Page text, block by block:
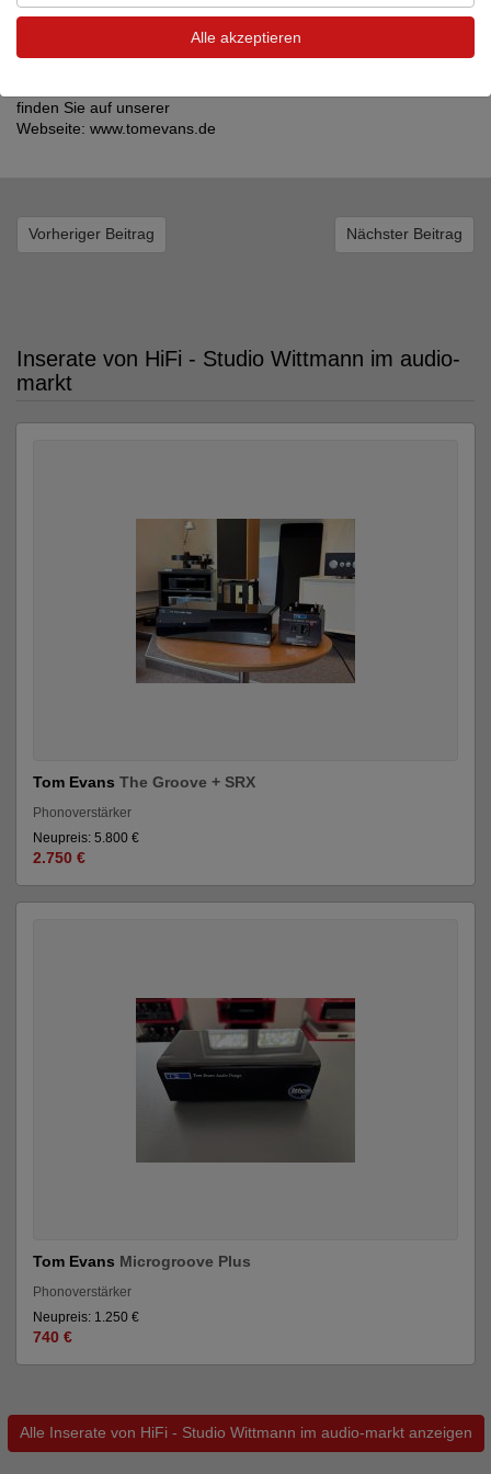
MK 2. Und ein neuer MicroGroove Plus MK 2 klingt klar besser als
finden Sie auf unserer
Webseite: www.tomevans.de
Vorheriger Beitrag Nächster Beitrag
Inserate von HiFi - Studio Wittmann im audio-
markt
Tom Evans The Groove + SRX
Phonoverstärker
Neupreis: 5.800 €
2.750 €
Tom Evans Microgroove Plus
Phonoverstärker
Neupreis: 1.250 €
740 €
Alle Inserate von HiFi - Studio Wittmann im audio-markt anzeigen
Alle akzeptieren